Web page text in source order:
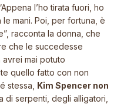
l’ho tirata fuori, ho
mani. Poi, per fortuna, è
racconta la donna, che
che le succedesse
mai potuto
quello fatto con non
stessa, Kim Spencer non
di serpenti, degli alligatori,